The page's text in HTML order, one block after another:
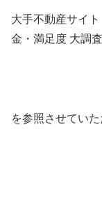
大手不動産サイ
金・満足度 大調査
を参照させていた